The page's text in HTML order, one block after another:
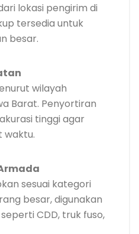
lokasi pengirim di
tersedia untuk
besar.
wilayah
Barat. Penyortiran
tinggi agar
waktu.
sesuai kategori
besar, digunakan
CDD, truk fuso,